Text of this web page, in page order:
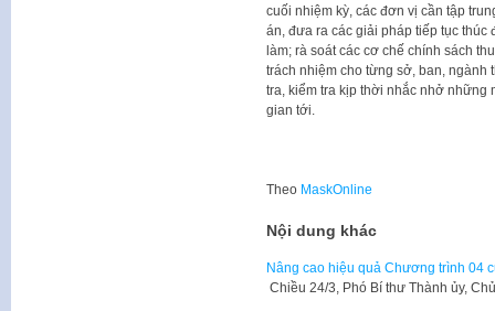
cuối nhiệm kỳ, các đơn vị cần tập
án, đưa ra các giải pháp tiếp tục thúc
làm; rà soát các cơ chế chính sách
trách nhiệm cho từng sở, ban, ngành
tra, kiểm tra kịp thời nhắc nhở những
gian tới.
Theo MaskOnline
Nội dung khác
Nâng cao hiệu quả Chương trình 04
Chiều 24/3, Phó Bí thư Thành ủy,